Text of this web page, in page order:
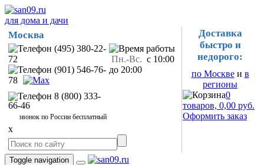
для дома и дачи
Москва
(495) 380-22-
72
(901) 546-76-
78
8 (800) 333-
66-46
звонок по России бесплатный
Пн.-Вс. с 10:00
до 20:00
x
Доставка
быстро и
недорого:
по Москвеи в
регионы
0
товаров, 0,00 руб.
Оформить заказ
Toggle navigation